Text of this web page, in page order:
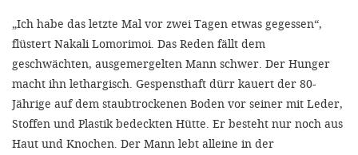
„Ich habe das letzte Mal vor zwei Tagen etwas gegessen“,
flüstert Nakali Lomorimoi. Das Reden fällt dem
geschwächten, ausgemergelten Mann schwer. Der Hunger
macht ihn lethargisch. Gespensthaft dürr kauert der 80-
Jährige auf dem staubtrockenen Boden vor seiner mit Leder,
Stoffen und Plastik bedeckten Hütte. Er besteht nur noch aus
Haut und Knochen. Der Mann lebt alleine in der